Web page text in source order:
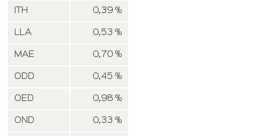
ITH 0,39 %
LLA 0,53 %
MAE 0,70 %
ODD 0,45 %
OED 0,98 %
OND 0,33 %